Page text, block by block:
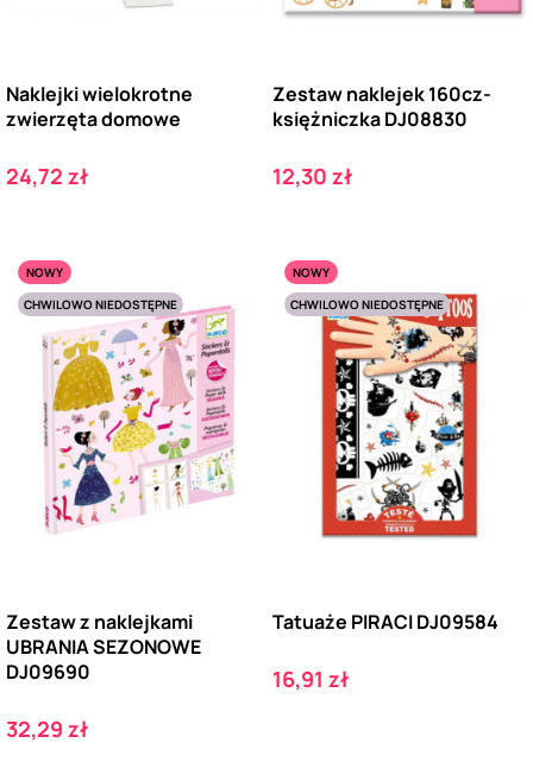
Naklejki wielokrotne
zwierzęta domowe
Cena
24,72 zł
Zestaw naklejek 160cz-
księżniczka DJ08830
Cena
12,30 zł
NOWY
CHWILOWO NIEDOSTĘPNE
Zestaw z naklejkami
UBRANIA SEZONOWE
DJ09690
Cena
32,29 zł
NOWY
CHWILOWO NIEDOSTĘPNE
Tatuaże PIRACI DJ09584
Cena
16,91 zł